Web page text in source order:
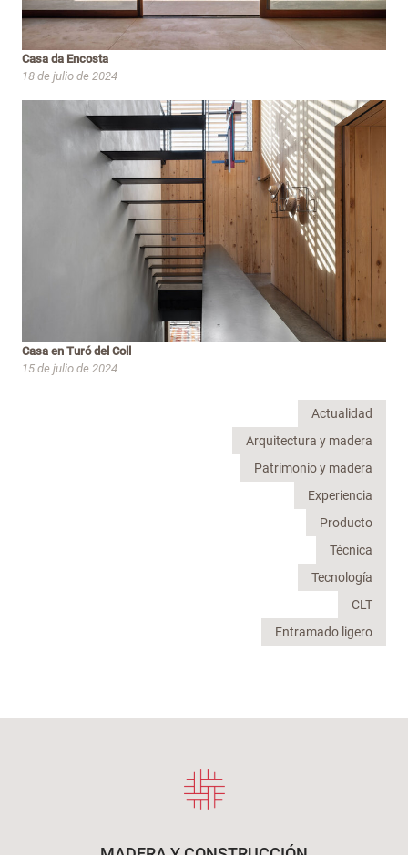
Casa da Encosta
18 de julio de 2024
Casa en Turó del Coll
15 de julio de 2024
Actualidad
Arquitectura y madera
Patrimonio y madera
Experiencia
Producto
Técnica
Tecnología
CLT
Entramado ligero